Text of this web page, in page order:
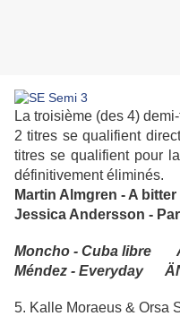
La troisième (des 4)
2 titres se qualifient
titres se qualifient pour
définitivement éliminés.
Martin Almgren - A
Jessica Andersson -
Moncho - Cuba libre
Méndez - Everyday
5. Kalle Moraeus & Orsa